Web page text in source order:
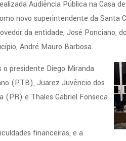
Audiência Pública na Casa
novo superintendente da Santa
da entidade, José Ponciano,
André Mauro Barbosa.
presidente Diego Miranda
(PTB), Juarez Juvêncio dos
(PR) e Thales Gabriel Fonseca
financeiras, e a